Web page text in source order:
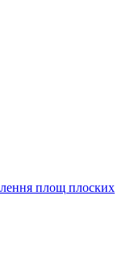
площ плоских